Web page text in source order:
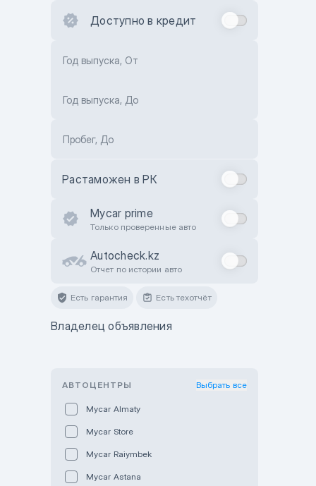
Доступно в кредит
Год выпуска, От
Год выпуска, До
Пробег, До
Растаможен в РК
Mycar prime
Только проверенные авто
Autocheck.kz
Отчет по истории авто
Есть гарантия Есть техотчёт
Владелец объявления
АВТОЦЕНТРЫ Выбрать все
Mycar Almaty
Mycar Store
Mycar Raiymbek
Mycar Astana